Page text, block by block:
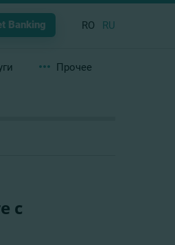
Banking RO RU
Прочее
с